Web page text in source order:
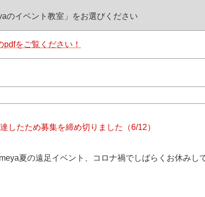
のイベント教室」をお選びください
をご覧ください！
したため募集を締め切りました（6/12）
夏の遠足イベント、コロナ禍でしばらくお休みし